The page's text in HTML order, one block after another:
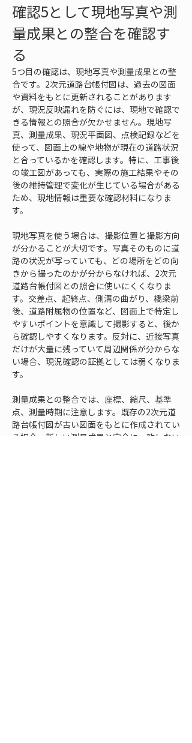
確認5として現地写真や測
量成果との整合を確認す
る
5つ目の確認は、現地写真や測量成果との整
合です。2次元道路台帳付図は、過去の図面
や資料をもとに更新されることがあります
が、現況反映漏れを防ぐには、現地で確認で
きる情報との照合が欠かせません。現地写
真、測量成果、現況平面図、点検記録などを
使って、図面上の線や地物が現在の道路状況
と合っているかを確認します。特に、工事後
の竣工図があっても、実際の施工結果やその
後の維持管理で変化が生じている場合がある
ため、現地情報は重要な確認材料になりま
す。
現地写真を使う場合は、撮影位置と撮影方向
が分かることが大切です。写真そのものに道
路の状況が写っていても、どの場所をどの向
きから撮ったのかが分からなければ、2次元
道路台帳付図との照合に使いにくくなりま
す。交差点、起終点、側溝の曲がり、橋梁前
後、道路附属物の位置など、図面上で特定し
やすいポイントを意識して撮影すると、後か
ら確認しやすくなります。反対に、近接写真
だけが大量に残っていて周辺関係が分からな
い場合、現況確認の証拠としては弱くなりま
す。
測量成果との整合では、座標、縮尺、基準
点、測量時期に注意します。既存の2次元道
路台帳付図が古い図面をもとに作成されてい
る場合、新しい測量成果と完全に一致しない